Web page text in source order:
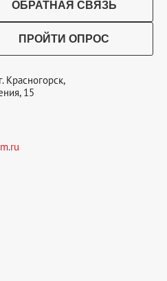
ОБРАТНАЯ СВЯЗЬ
ПРОЙТИ ОПРОС
Красногорск,
15